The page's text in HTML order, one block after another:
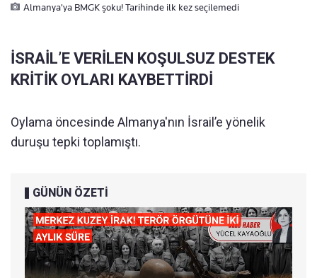
Almanya'ya BMGK şoku! Tarihinde ilk kez seçilemedi
İSRAİL’E VERİLEN KOŞULSUZ DESTEK
KRİTİK OYLARI KAYBETTİRDİ
Oylama öncesinde Almanya'nın İsrail’e yönelik
duruşu tepki toplamıştı.
GÜNÜN ÖZETİ